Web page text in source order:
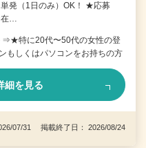
発（1日のみ）OK！ ★応募
在…
⇒★特に20代〜50代の女性の登
しくはパソコンをお持ちの方
細を見る
07/31 掲載終了日： 2026/08/24